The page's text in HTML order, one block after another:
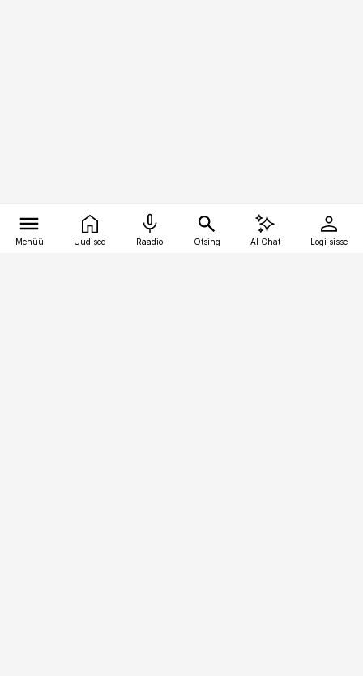
Menüü Uudised Raadio Otsing AI Chat Logi sisse